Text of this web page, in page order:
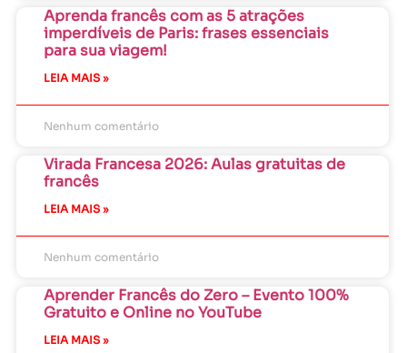
Aprenda francês com as 5 atrações
imperdíveis de Paris: frases essenciais
para sua viagem!
LEIA MAIS »
Nenhum comentário
Virada Francesa 2026: Aulas gratuitas de
francês
LEIA MAIS »
Nenhum comentário
Aprender Francês do Zero – Evento 100%
Gratuito e Online no YouTube
LEIA MAIS »